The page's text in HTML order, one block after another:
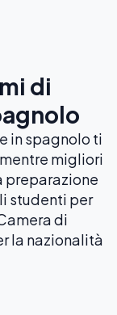
di
in spagnolo ti
migliori
preparazione
studenti per
di
la nazionalità